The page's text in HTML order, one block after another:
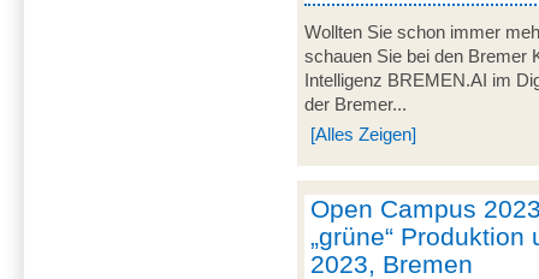
Wollten Sie schon immer
schauen Sie bei den Bremer
Intelligenz BREMEN.AI im
der Bremer...
[Alles Zeigen]
Open Campus
„grüne“
2023, Bremen